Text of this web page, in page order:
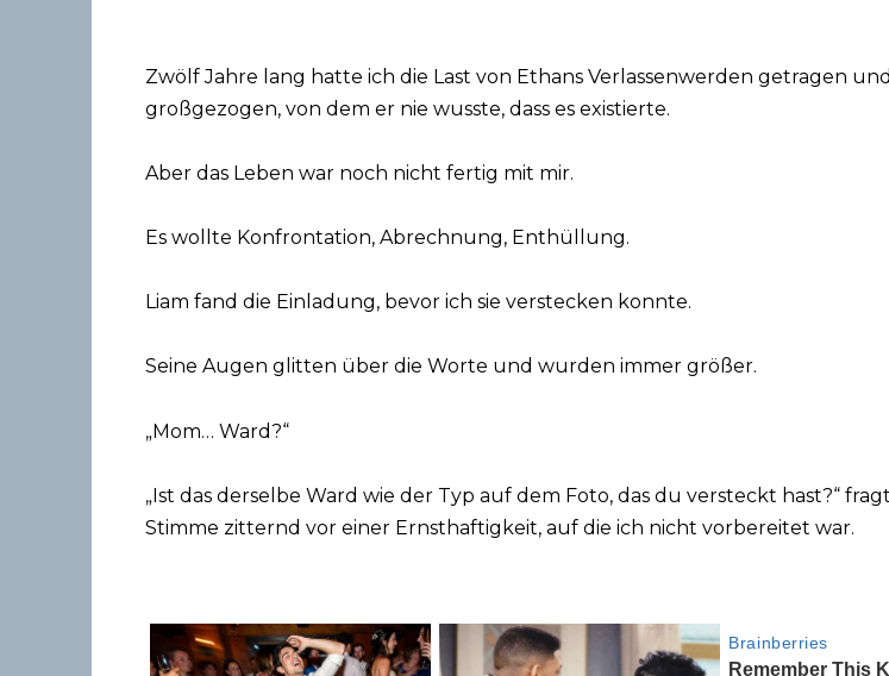
Zwölf Jahre lang hatte ich die Last von Ethans Verlassenwerden getragen
großgezogen, von dem er nie wusste, dass es existierte.
Aber das Leben war noch nicht fertig mit mir.
Es wollte Konfrontation, Abrechnung, Enthüllung.
Liam fand die Einladung, bevor ich sie verstecken konnte.
Seine Augen glitten über die Worte und wurden immer größer.
„Mom… Ward?“
„Ist das derselbe Ward wie der Typ auf dem Foto, das du versteckt hast?“
Stimme zitternd vor einer Ernsthaftigkeit, auf die ich nicht vorbereitet war.